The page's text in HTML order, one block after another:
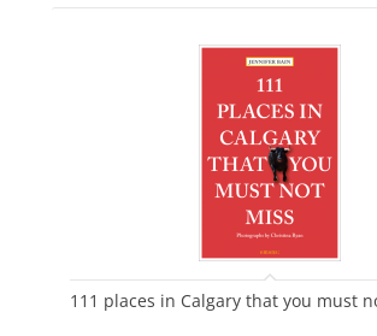
111 places in Calgary that you must